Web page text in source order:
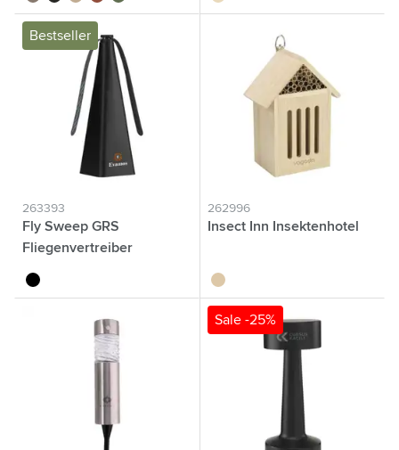
Bestseller
263393
Fly Sweep GRS
Fliegenvertreiber
noir
262996
Insect Inn Insektenhotel
brun bois
Sale -25%